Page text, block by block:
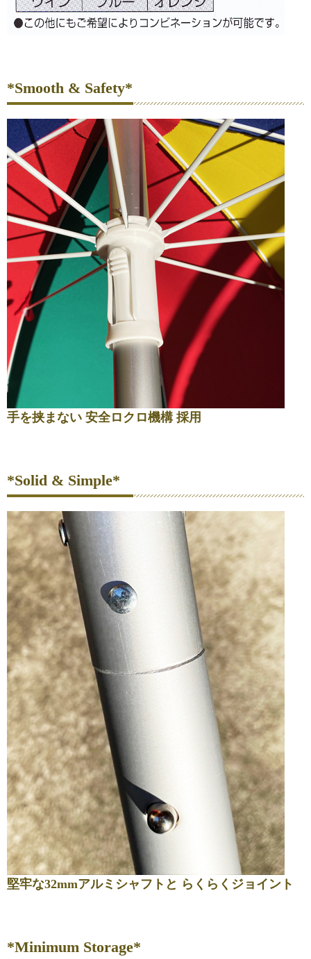
*Smooth & Safety*
手を挟まない 安全ロクロ機構 採用
*Solid & Simple*
堅牢な32mmアルミシャフトと らくらくジョイント
*Minimum Storage*